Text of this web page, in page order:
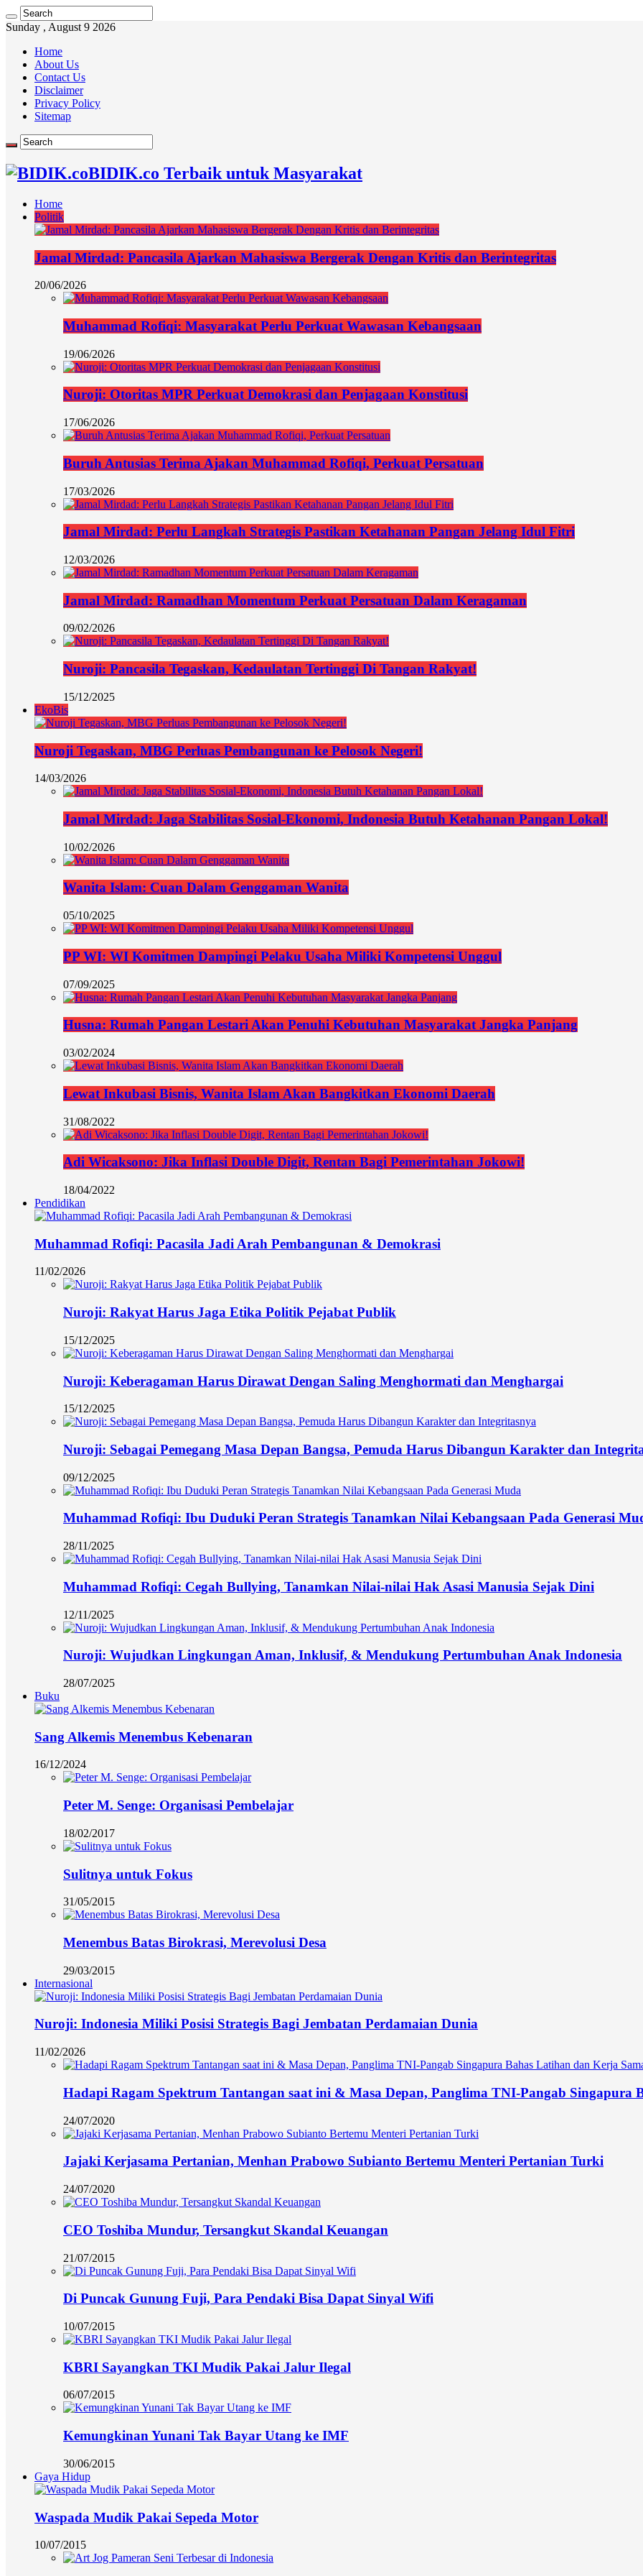
Sunday , August 9 2026
Home
About Us
Contact Us
Disclaimer
Privacy Policy
Sitemap
BIDIK.co Terbaik untuk Masyarakat
Home
Politik
Jamal Mirdad: Pancasila Ajarkan Mahasiswa Bergerak Dengan Kritis dan Berintegritas
20/06/2026
Muhammad Rofiqi: Masyarakat Perlu Perkuat Wawasan Kebangsaan
19/06/2026
Nuroji: Otoritas MPR Perkuat Demokrasi dan Penjagaan Konstitusi
17/06/2026
Buruh Antusias Terima Ajakan Muhammad Rofiqi, Perkuat Persatuan
17/03/2026
Jamal Mirdad: Perlu Langkah Strategis Pastikan Ketahanan Pangan Jelang Idul Fitri
12/03/2026
Jamal Mirdad: Ramadhan Momentum Perkuat Persatuan Dalam Keragaman
09/02/2026
Nuroji: Pancasila Tegaskan, Kedaulatan Tertinggi Di Tangan Rakyat!
15/12/2025
EkoBis
Nuroji Tegaskan, MBG Perluas Pembangunan ke Pelosok Negeri!
14/03/2026
Jamal Mirdad: Jaga Stabilitas Sosial-Ekonomi, Indonesia Butuh Ketahanan Pangan Lokal!
10/02/2026
Wanita Islam: Cuan Dalam Genggaman Wanita
05/10/2025
PP WI: WI Komitmen Dampingi Pelaku Usaha Miliki Kompetensi Unggul
07/09/2025
Husna: Rumah Pangan Lestari Akan Penuhi Kebutuhan Masyarakat Jangka Panjang
03/02/2024
Lewat Inkubasi Bisnis, Wanita Islam Akan Bangkitkan Ekonomi Daerah
31/08/2022
Adi Wicaksono: Jika Inflasi Double Digit, Rentan Bagi Pemerintahan Jokowi!
18/04/2022
Pendidikan
Muhammad Rofiqi: Pacasila Jadi Arah Pembangunan & Demokrasi
11/02/2026
Nuroji: Rakyat Harus Jaga Etika Politik Pejabat Publik
15/12/2025
Nuroji: Keberagaman Harus Dirawat Dengan Saling Menghormati dan Menghargai
15/12/2025
Nuroji: Sebagai Pemegang Masa Depan Bangsa, Pemuda Harus Dibangun Karakter dan
09/12/2025
Muhammad Rofiqi: Ibu Duduki Peran Strategis Tanamkan Nilai Kebangsaan Pada Generasi
28/11/2025
Muhammad Rofiqi: Cegah Bullying, Tanamkan Nilai-nilai Hak Asasi Manusia Sejak Dini
12/11/2025
Nuroji: Wujudkan Lingkungan Aman, Inklusif, & Mendukung Pertumbuhan Anak Indonesia
28/07/2025
Buku
Sang Alkemis Menembus Kebenaran
16/12/2024
Peter M. Senge: Organisasi Pembelajar
18/02/2017
Sulitnya untuk Fokus
31/05/2015
Menembus Batas Birokrasi, Merevolusi Desa
29/03/2015
Internasional
Nuroji: Indonesia Miliki Posisi Strategis Bagi Jembatan Perdamaian Dunia
11/02/2026
Hadapi Ragam Spektrum Tantangan saat ini & Masa Depan, Panglima TNI-Pangab Singapura
24/07/2020
Jajaki Kerjasama Pertanian, Menhan Prabowo Subianto Bertemu Menteri Pertanian Turki
24/07/2020
CEO Toshiba Mundur, Tersangkut Skandal Keuangan
21/07/2015
Di Puncak Gunung Fuji, Para Pendaki Bisa Dapat Sinyal Wifi
10/07/2015
KBRI Sayangkan TKI Mudik Pakai Jalur Ilegal
06/07/2015
Kemungkinan Yunani Tak Bayar Utang ke IMF
30/06/2015
Gaya Hidup
Waspada Mudik Pakai Sepeda Motor
10/07/2015